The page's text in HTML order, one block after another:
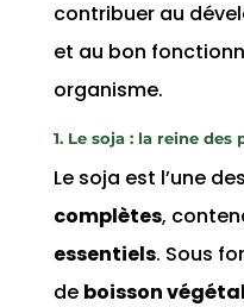
contribuer au
et au bon
organisme.
1. Le soja : la reine
Le soja est l’une
complètes,
essentiels. Sous
de boisson